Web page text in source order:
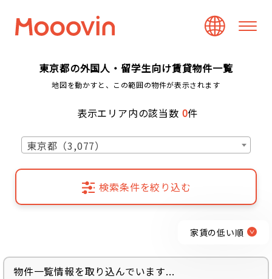
東京都の外国人・留学生向け賃貸物件一覧
地図を動かすと、この範囲の物件が表示されます
表示エリア内の該当数 0件
東京都（3,077）
検索条件を絞り込む
家賃の低い順
物件一覧情報を取り込んでいます...